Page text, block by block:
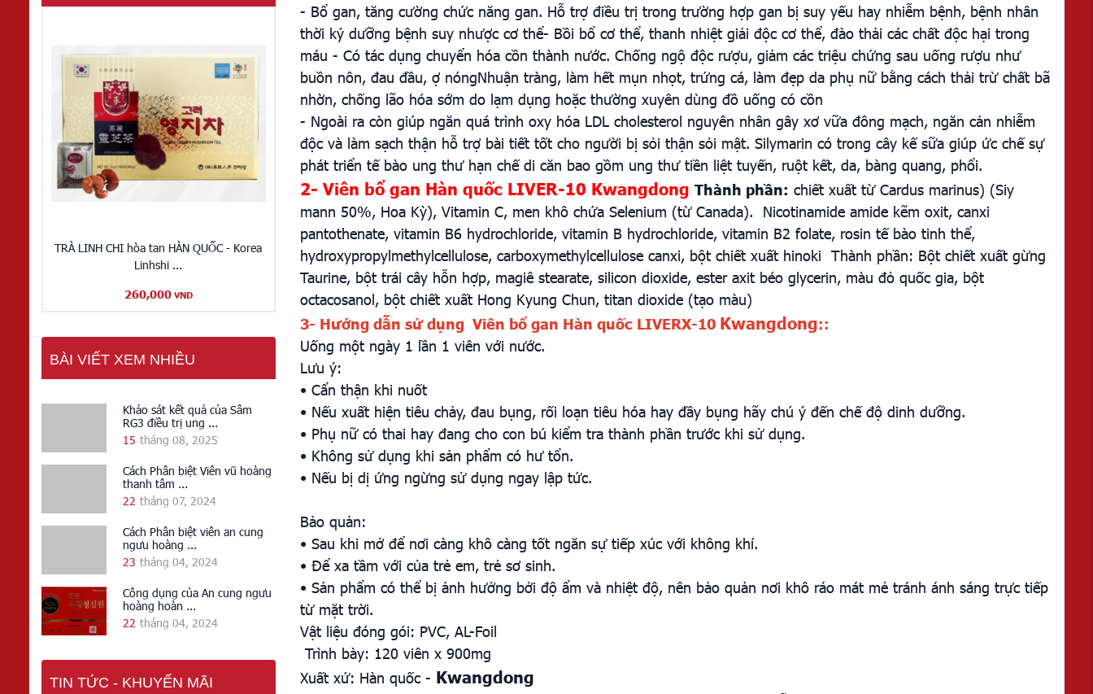
TRÀ LINH CHI hòa tan HÀN QUỐC - Korea
Linhshi ...
260,000 VND
BÀI VIẾT XEM NHIỀU
Khảo sát kết quả của Sâm
RG3 điều trị ung ...
15 tháng 08, 2025
Cách Phân biệt Viên vũ hoàng
thanh tâm ...
22 tháng 07, 2024
Cách Phân biệt viên an cung
ngưu hoàng ...
23 tháng 04, 2024
Công dụng của An cung ngưu
hoàng hoàn ...
22 tháng 04, 2024
TIN TỨC - KHUYẾN MÃI
- Bổ gan, tăng cường chức năng gan. Hỗ trợ điều trị trong trường hợp gan bị suy yếu hay nhiễm bệnh, bệnh nhân
thời ký dưỡng bệnh suy nhược cơ thể- Bồi bổ cơ thể, thanh nhiệt giải độc cơ thể, đào thải các chất độc hại trong
máu - Có tác dụng chuyển hóa cồn thành nước. Chống ngộ độc rượu, giảm các triệu chứng sau uống rượu như
buồn nôn, đau đầu, ợ nóngNhuận tràng, làm hết mụn nhọt, trứng cá, làm đẹp da phụ nữ bằng cách thải trừ chất bã
nhờn, chống lão hóa sớm do lạm dụng hoặc thường xuyên dùng đồ uống có cồn
- Ngoài ra còn giúp ngăn quá trình oxy hóa LDL cholesterol nguyên nhân gây xơ vữa đông mạch, ngăn cản nhiễm
độc và làm sạch thận hỗ trợ bài tiết tốt cho người bị sỏi thận sỏi mật. Silymarin có trong cây kế sữa giúp ức chế sự
phát triển tế bào ung thư hạn chế di căn bao gồm ung thư tiền liệt tuyến, ruột kết, da, bàng quang, phổi.
2- Viên bổ gan Hàn quốc LIVER-10 Kwangdong Thành phần: chiết xuất từ Cardus marinus) (Siy
mann 50%, Hoa Kỳ), Vitamin C, men khô chứa Selenium (từ Canada). Nicotinamide amide kẽm oxit, canxi
pantothenate, vitamin B6 hydrochloride, vitamin B hydrochloride, vitamin B2 folate, rosin tế bào tinh thể,
hydroxypropylmethylcellulose, carboxymethylcellulose canxi, bột chiết xuất hinoki Thành phần: Bột chiết xuất gừng
Taurine, bột trái cây hỗn hợp, magiê stearate, silicon dioxide, ester axit béo glycerin, màu đỏ quốc gia, bột
octacosanol, bột chiết xuất Hong Kyung Chun, titan dioxide (tạo màu)
3- Hướng dẫn sử dụng Viên bổ gan Hàn quốc LIVERX-10 Kwangdong::
Uống một ngày 1 lần 1 viên với nước.
Lưu ý:
• Cẩn thận khi nuốt
• Nếu xuất hiện tiêu chảy, đau bụng, rối loạn tiêu hóa hay đầy bụng hãy chú ý đến chế độ dinh dưỡng.
• Phụ nữ có thai hay đang cho con bú kiểm tra thành phần trước khi sử dụng.
• Không sử dụng khi sản phẩm có hư tổn.
• Nếu bị dị ứng ngừng sử dụng ngay lập tức.
Bảo quản:
• Sau khi mở để nơi càng khô càng tốt ngăn sự tiếp xúc với không khí.
• Để xa tầm với của trẻ em, trẻ sơ sinh.
• Sản phẩm có thể bị ảnh hưởng bởi độ ẩm và nhiệt độ, nên bảo quản nơi khô ráo mát mẻ tránh ánh sáng trực tiếp
từ mặt trời.
Vật liệu đóng gói: PVC, AL-Foil
Trình bày: 120 viên x 900mg
Xuất xứ: Hàn quốc - Kwangdong